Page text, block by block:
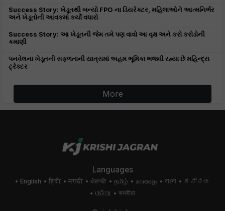
Success Story: ખેડૂતથી બન્યો FPO ના ડિયરેક્ટર, મહિલાઓને આત્મનિર્ભર
અને ખેડૂતોની આવકમાં કર્યો વધારો
Success Story: આ ખેડૂતની જેમ તમે પણ વાવો આ વૃક્ષ અને કરો કરોડોની
કમાણી
પનવેલના ખેડૂતની સફળતાની યાત્રામાં અહમ ભૂમિકા ભજવી રહ્યા છે મહિન્દ્રા
ટ્રેક્ટર
More
Languages
English हिंदी मराठी ਪੰਜਾਬੀ தமிழ் മലയാളം বাংলা
ಕನ್ನಡ
ଓଡିଆ
অসমীয়া